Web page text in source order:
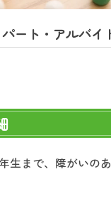
ート・アルバイ
生まで、障がいの